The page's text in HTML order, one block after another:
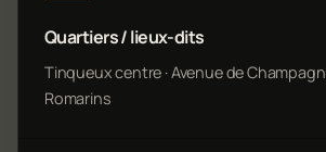
Quartiers / lieux-dits
Tinqueux centre · Avenue de
Romarins